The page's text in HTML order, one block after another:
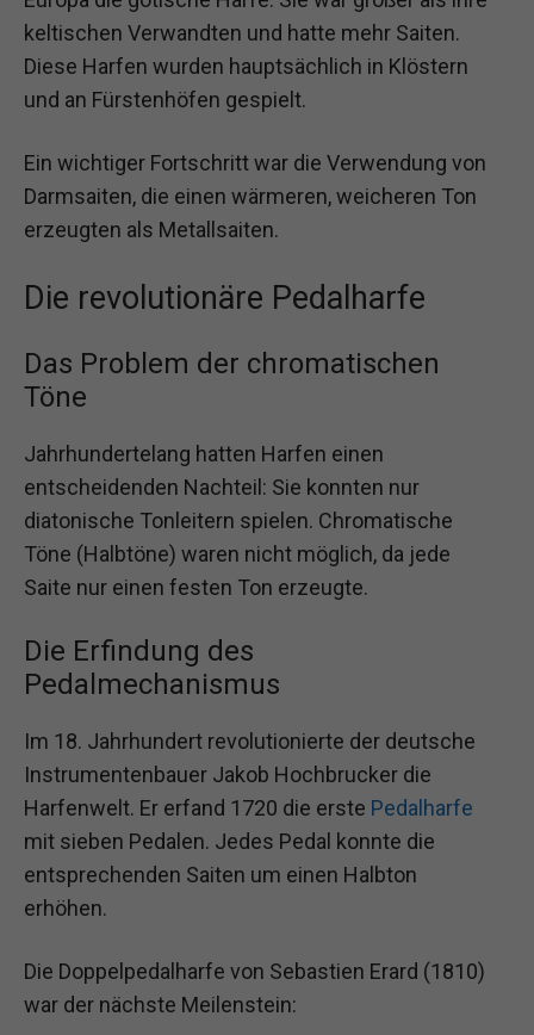
keltischen Verwandten und hatte mehr Saiten.
Diese Harfen wurden hauptsächlich in Klöstern
und an Fürstenhöfen gespielt.
Ein wichtiger Fortschritt war die Verwendung von
Darmsaiten, die einen wärmeren, weicheren Ton
erzeugten als Metallsaiten.
Die revolutionäre Pedalharfe
Das Problem der chromatischen
Töne
Jahrhundertelang hatten Harfen einen
entscheidenden Nachteil: Sie konnten nur
diatonische Tonleitern spielen. Chromatische
Töne (Halbtöne) waren nicht möglich, da jede
Saite nur einen festen Ton erzeugte.
Die Erfindung des
Pedalmechanismus
Im 18. Jahrhundert revolutionierte der deutsche
Instrumentenbauer Jakob Hochbrucker die
Harfenwelt. Er erfand 1720 die erste Pedalharfe
mit sieben Pedalen. Jedes Pedal konnte die
entsprechenden Saiten um einen Halbton
erhöhen.
Die Doppelpedalharfe von Sebastien Erard (1810)
war der nächste Meilenstein: